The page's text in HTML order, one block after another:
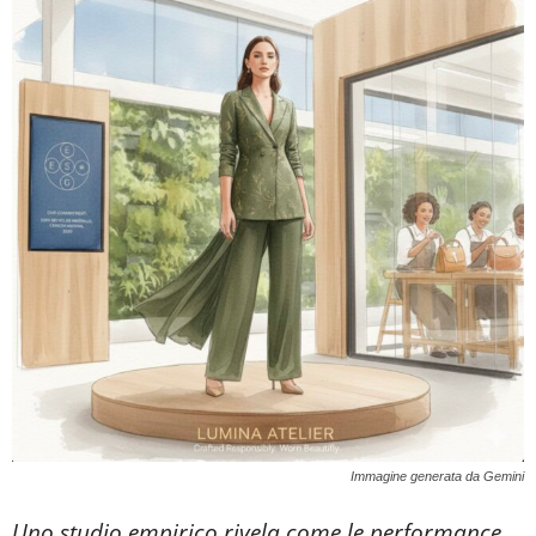
Immagine generata da Gemini